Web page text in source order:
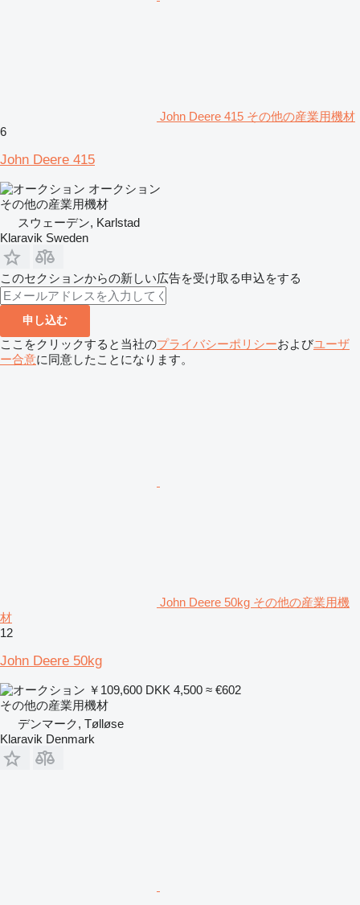
John Deere 415 その他の産業用機材
6
John Deere 415
オークション
その他の産業用機材
スウェーデン, Karlstad
Klaravik Sweden
このセクションからの新しい広告を受け取る申込をする
申し込む
ここをクリックすると当社のプライバシーポリシーおよびユーザ
ー合意に同意したことになります。
John Deere 50kg その他の産業用機
材
12
John Deere 50kg
￥109,600 DKK 4,500 ≈ €602
その他の産業用機材
デンマーク, Tølløse
Klaravik Denmark